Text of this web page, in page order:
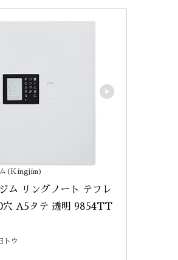
ム(Kingjim)
ム リングノート テフレ
穴 A5タテ 透明 9854TT
トウ